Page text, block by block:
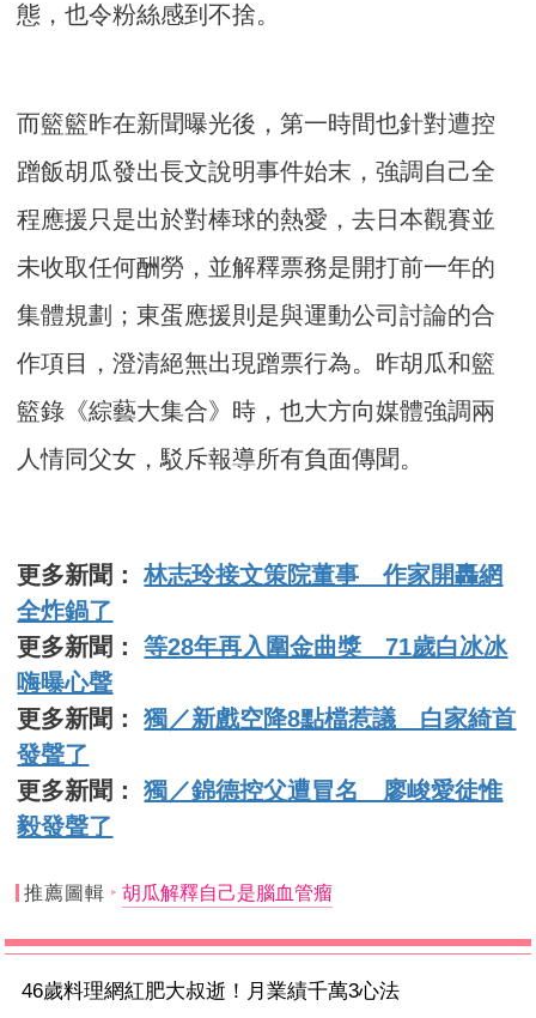
態，也令粉絲感到不捨。
而籃籃昨在新聞曝光後，第一時間也針對遭控
蹭飯胡瓜發出長文說明事件始末，強調自己全
程應援只是出於對棒球的熱愛，去日本觀賽並
未收取任何酬勞，並解釋票務是開打前一年的
集體規劃；東蛋應援則是與運動公司討論的合
作項目，澄清絕無出現蹭票行為。昨胡瓜和籃
籃錄《綜藝大集合》時，也大方向媒體強調兩
人情同父女，駁斥報導所有負面傳聞。
更多新聞：林志玲接文策院董事 作家開轟網
全炸鍋了
更多新聞：等28年再入圍金曲獎 71歲白冰冰
嗨曝心聲
更多新聞：獨／新戲空降8點檔惹議 白家綺首
發聲了
更多新聞：獨／錦德控父遭冒名 廖峻愛徒惟
毅發聲了
推薦圖輯 胡瓜解釋自己是腦血管瘤
46歲料理網紅肥大叔逝！月業績千萬3心法